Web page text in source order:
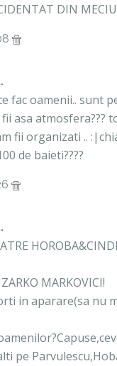
DIN
fac oamenii.. sunt
asa atmosfera???
fii organizati ..
de baieti????
MARKOVICI!
in aparare(sa nu
pe